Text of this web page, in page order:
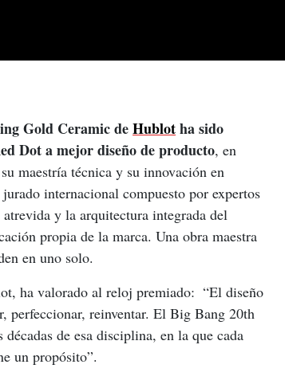
Gold Ceramic de Hublot ha sido
Dot a mejor diseño de producto, en
maestría técnica y su innovación en
internacional compuesto por expertos
y la arquitectura integrada del
propia de la marca. Una obra maestra
en uno solo.
ha valorado al reloj premiado:  “El diseño
perfeccionar, reinventar. El Big Bang 20th
de esa disciplina, en la que cada
un propósito”.